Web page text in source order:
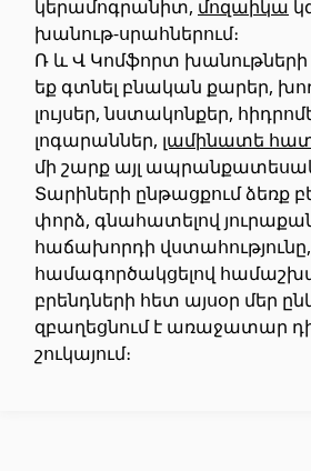
Օդափոխվող համակարգեր
Ֆիբրոցեմենտային սալ(2)
Ալյումինե բազմաշերտ
Առաստաղներ
Կախովի առաստաղներ և
Պլաստմասե առաստաղներ
Լուսարձակներ և լամպեր (28)
կերամոգրանիտ, մոզաիկա
խանութ-սրահներում։
Ռ և Վ Կոմֆորտ խանութների
եք գտնել բնական քարեր,
լույսեր, նստակոնքեր,
լոգարաններ, լամինատե
մի շարք այլ
Տարիների ընթացքում ձեռք
փորձ, գնահատելով
հաճախորդի վստահությունը,
համագործակցելով
բրենդների հետ այսօր մեր
զբաղեցնում է առաջատար
շուկայում։